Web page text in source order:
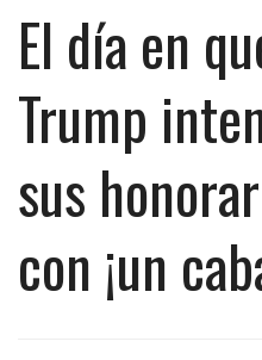
El día en
Trump
sus
con ¡un